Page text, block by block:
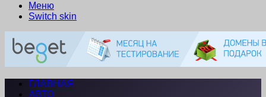
Меню
Switch skin
ГЛАВНАЯ
АВТО